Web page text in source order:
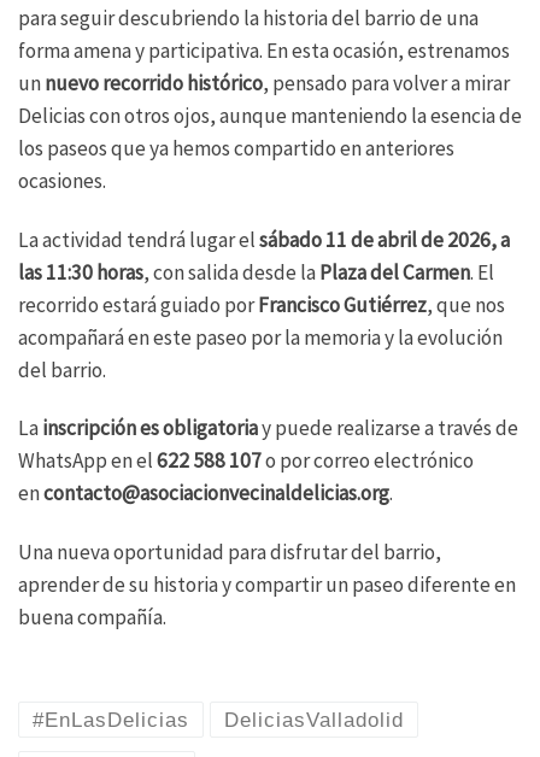
para seguir descubriendo la historia del barrio de una
forma amena y participativa. En esta ocasión, estrenamos
unnuevo recorrido histórico, pensado para volver a mirar
Delicias con otros ojos, aunque manteniendo la esencia de
los paseos que ya hemos compartido en anteriores
ocasiones.
La actividad tendrá lugar elsábado 11 de abril de 2026, a
las 11:30 horas, con salida desde laPlaza del Carmen. El
recorrido estará guiado porFrancisco Gutiérrez, que nos
acompañará en este paseo por la memoria y la evolución
del barrio.
Lainscripción es obligatoriay puede realizarse a través de
WhatsApp en el622 588 107o por correo electrónico
encontacto@asociacionvecinaldelicias.org.
Una nueva oportunidad para disfrutar del barrio,
aprender de su historia y compartir un paseo diferente en
buena compañía.
#EnLasDelicias DeliciasValladolid